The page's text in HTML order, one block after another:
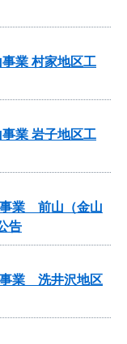
事業 村家地区工
事業 岩子地区工
業 前山（金山
告
事業 洗井沢地区